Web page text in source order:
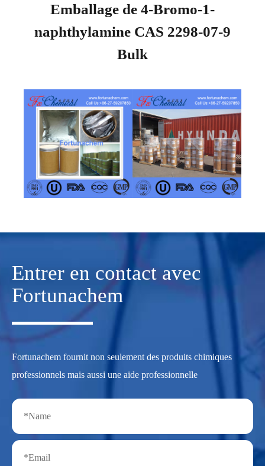
Emballage de 4-Bromo-1-
naphthylamine CAS 2298-07-9
Bulk
Entrer en contact avec
Fortunachem
Fortunachem fournit non seulement des produits chimiques
professionnels mais aussi une aide professionnelle